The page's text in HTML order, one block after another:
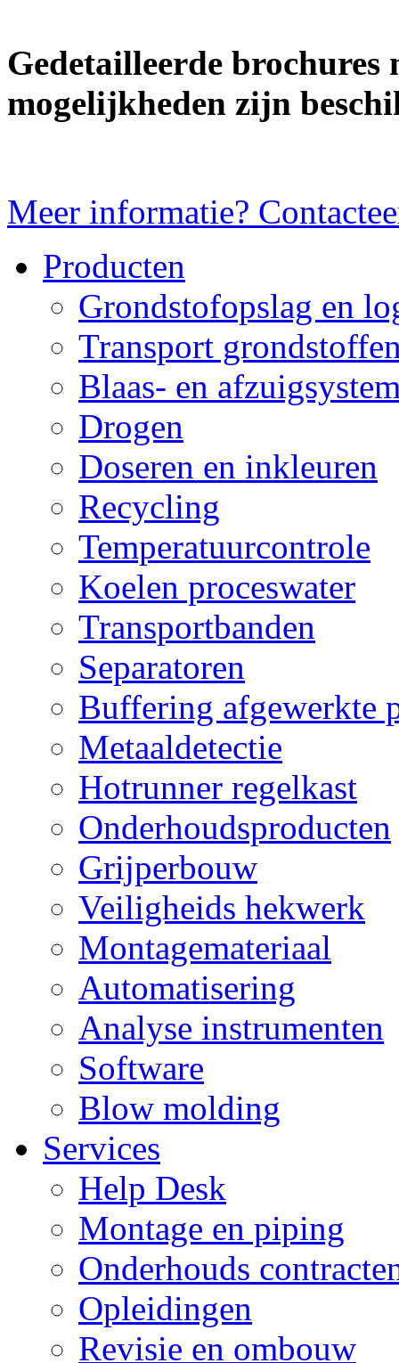
Gedetailleerde brochures
mogelijkheden zijn
Meer informatie?
Producten
Grondstofopslag en
Transport
Blaas- en
Drogen
Doseren en inkleuren
Recycling
Temperatuurcontrole
Koelen proceswater
Transportbanden
Separatoren
Buffering afgewerkte
Metaaldetectie
Hotrunner regelkast
Onderhoudsproducten
Grijperbouw
Veiligheids hekwerk
Montagemateriaal
Automatisering
Analyse instrumenten
Software
Blow molding
Services
Help Desk
Montage en piping
Onderhouds
Opleidingen
Revisie en ombouw